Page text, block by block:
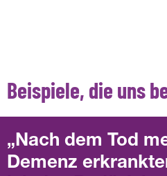
Beispiele, die uns
Nach dem Tod
Demenz